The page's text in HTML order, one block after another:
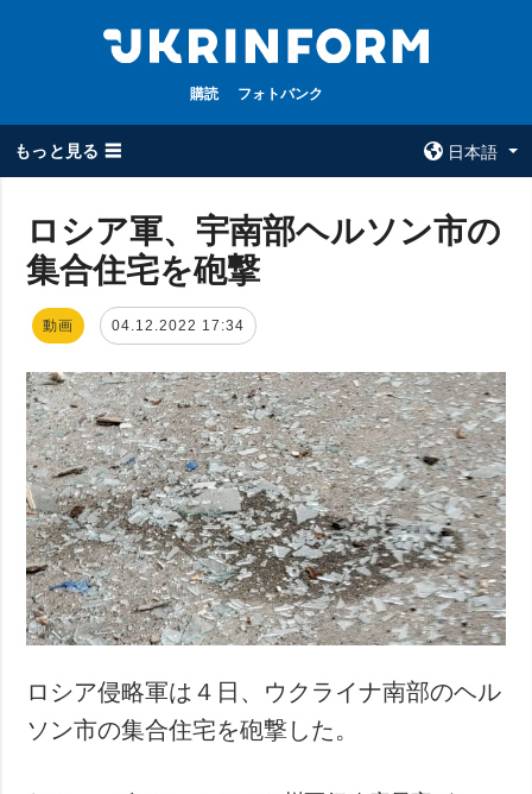
購読 フォトバンク
もっと見る ☰
日本語
全てのトピック
被占領地
政治
経済・復興
防衛
社会・文化
スポーツ
犯罪
事故・緊急事態
コンタクト
特集
インタビュー
購読
フォトバンク
ロシア軍、宇南部ヘルソン市の
集合住宅を砲撃
動画 04.12.2022 17:34
ロシア侵略軍は４日、ウクライナ南部のヘル
ソン市の集合住宅を砲撃した。